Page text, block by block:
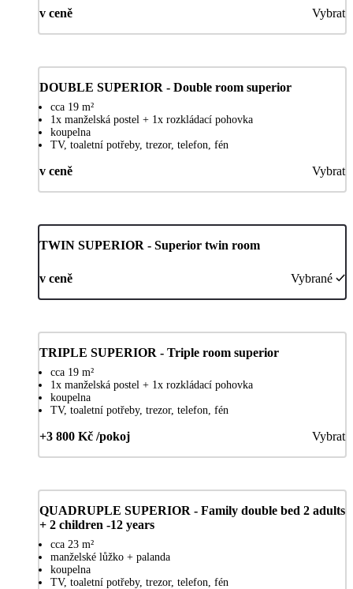
v ceně Vybrat
DOUBLE SUPERIOR - Double room superior
cca 19 m²
1x manželská postel + 1x rozkládací pohovka
koupelna
TV, toaletní potřeby, trezor, telefon, fén
v ceně Vybrat
TWIN SUPERIOR - Superior twin room
v ceně Vybrané
TRIPLE SUPERIOR - Triple room superior
cca 19 m²
1x manželská postel + 1x rozkládací pohovka
koupelna
TV, toaletní potřeby, trezor, telefon, fén
+3 800 Kč /pokoj Vybrat
QUADRUPLE SUPERIOR - Family double bed 2 adults
+ 2 children -12 years
cca 23 m²
manželské lůžko + palanda
koupelna
TV, toaletní potřeby, trezor, telefon, fén